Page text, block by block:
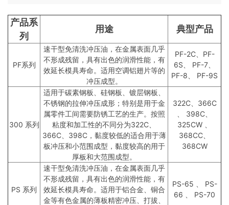
产品系
列
用途 典型产品
PF系列
速干型免清洗冲压油，在金属表面几乎
不形成残留，具有出色的润滑性能，有
效延长模具寿命。适用空调铝翅片等的
冲压成型。
PF-2C、PF-
6S、 PF-7、
PF-8、 PF-9S
300 系列
适用于碳素钢板、硅钢板、镀层钢板、
不锈钢的拉伸冲压成形；特别是用于金
属零件工间需要防锈工艺的生产。按照
粘度和加工性的不同分为322C、
366C、398C，黏度较低的适合用于薄
板冲压和小范围成型，黏度较高的用于
厚板和大范围成型。
322C、366C
、 398C、
325CW 、
368CC、
368CW
PS 系列
速干型免清洗冲压油，在金属表面几乎
不形成残留，具有出色的润滑性能，有
效延长模具寿命。适用于铝合金、铜合
金等有色金属的薄板精密冲压、打拔、
PS-65 、 PS-
66 、 PS-70